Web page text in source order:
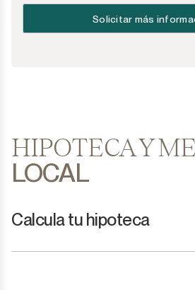
Solicitar más
HIPOTECA Y
LOCAL
Calcula tu hipoteca